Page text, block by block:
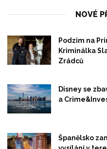
NOVÉ
Podzim na
Kriminálka
Zrádců
Disney se
a
Španělsko